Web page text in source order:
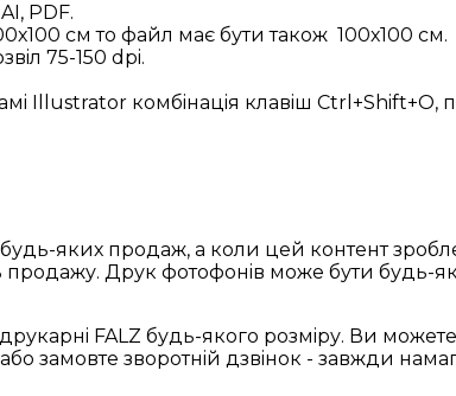
PDF.
см то файл має бути також 100х100 см.
75-150 dpi.
Illustrator комбiнацiя клавiш Ctrl+Shift+O,
будь-яких продаж, а коли цей контент
Друк фотофонiв може бути будь-
FALZ будь-якого розмiру. Ви
замовте зворотнiй дзвiнок - завжди